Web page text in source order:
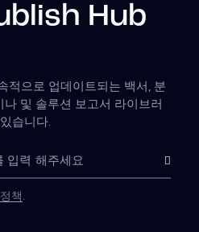
Hub
적으로 업데이트되는 백서, 분
및 솔루션 보고서 라이브러
습니다.
Subscribe
책.